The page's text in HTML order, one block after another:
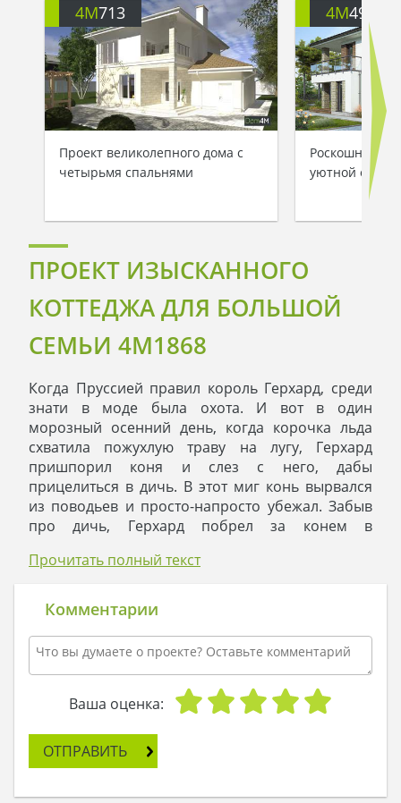
4M713
Проект великолепного дома с
четырьмя спальнями
4M499
Роскошный
уютной
ПРОЕКТ ИЗЫСКАННОГО
КОТТЕДЖА ДЛЯ БОЛЬШОЙ
СЕМЬИ 4M1868
Когда Пруссией правил король Герхард, среди
знати в моде была охота. И вот в один
морозный осенний день, когда корочка льда
схватила пожухлую траву на лугу, Герхард
пришпорил коня и слез с него, дабы
прицелиться в дичь. В этот миг конь вырвался
из поводьев и просто-напросто убежал. Забыв
про дичь, Герхард побрел за конем в
пути появилась старушка с котомкой за
- О, наш славный правитель Герхард! Твоему
роду суждено продолжаться долго и успешно,
твои потомки будут богаты и мудры. А через
семь поколений у тебя родится пра-правнук,
который, наделенный силой всего рода,
построит невероятный дом. этому дому не будет
впечатление на тонких ценителей
архитектурных изысков и прочую знать. Так что
Прочитать полный текст
Комментарии
Ваша оценка:
ОТПРАВИТЬ